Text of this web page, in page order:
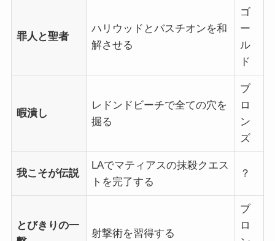
罪人と聖者
ハリウッドとバスチオンを和
解させる
ゴ
ー
ル
ド
暇潰し
レドンドビーチで全ての穴を
掘る
ブ
ロ
ン
ズ
我こそが伝説
LAでマティアスの抹殺クエス
トを完了する
？
とびきりの一
射撃術を習得する
ブ
ロ